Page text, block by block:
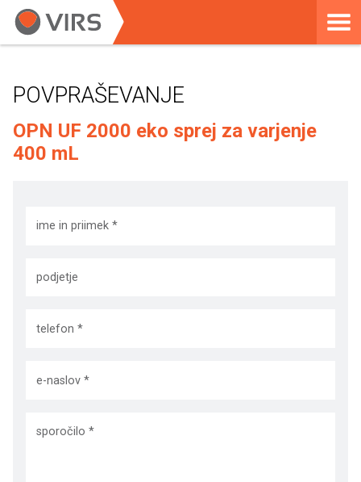
POVPRAŠEVANJE
OPN UF 2000 eko sprej za varjenje
400 mL